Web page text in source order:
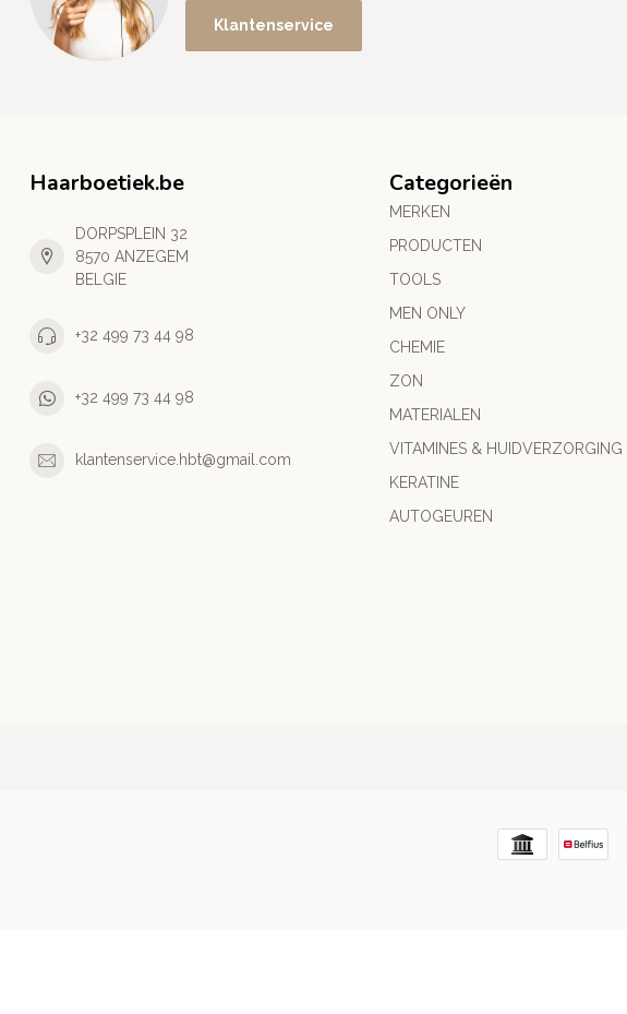
Klantenservice
Haarboetiek.be
DORPSPLEIN 32
8570 ANZEGEM
BELGIE
+32 499 73 44 98
+32 499 73 44 98
klantenservice.hbt@gmail.com
Categorieën
MERKEN
PRODUCTEN
TOOLS
MEN ONLY
CHEMIE
ZON
MATERIALEN
VITAMINES & HUIDVERZORGING
KERATINE
AUTOGEUREN